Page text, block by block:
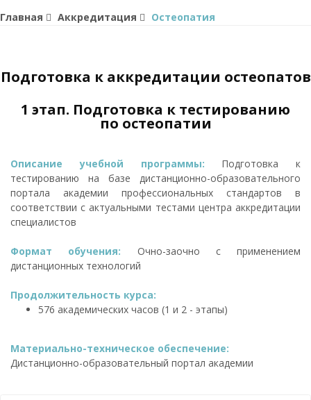
Главная Аккредитация Остеопатия
Подготовка к аккредитации остеопатов
1 этап. Подготовка к тестированию
по остеопатии
Описание учебной программы: Подготовка к
тестированию на базе дистанционно-образовательного
портала академии профессиональных стандартов в
соответствии с актуальными тестами центра аккредитации
специалистов
Формат обучения: Очно-заочно с применением
дистанционных технологий
Продолжительность курса:
576 академических часов (1 и 2 - этапы)
Материально-техническое обеспечение:
Дистанционно-образовательный портал академии